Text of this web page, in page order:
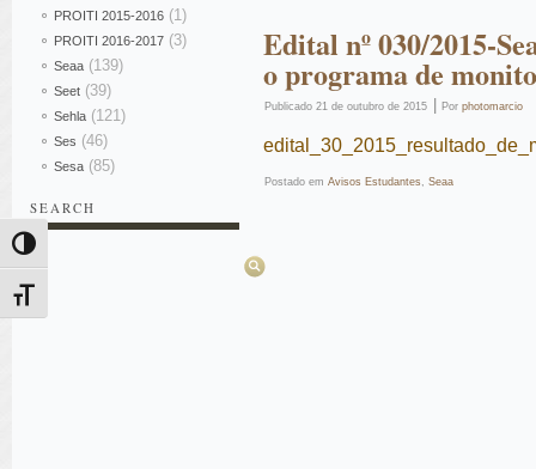
Alternar alto contraste
Alternar tamanho da fonte
PROITI 2015-2016 (1)
PROITI 2016-2017 (3)
Seaa (139)
Seet (39)
Sehla (121)
Ses (46)
Sesa (85)
SEARCH
Pesquisar
Edital nº 030/2015-
o programa de
Publicado 21 de outubro de 2015 Por photomarcio
Postado em Avisos Estudantes , Seaa